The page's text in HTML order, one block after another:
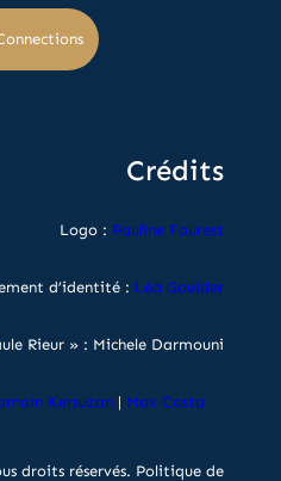
Crédits
Logo : Pauline Fourest
d’identité : Léa Gouider
Rieur » : Michele Darmouni
Kersuzan | Max Costa
droits réservés. Politique de